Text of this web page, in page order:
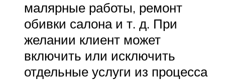
малярные работы, ремонт
обивки салона и т. д. При
желании клиент может
включить или исключить
отдельные услуги из процесса